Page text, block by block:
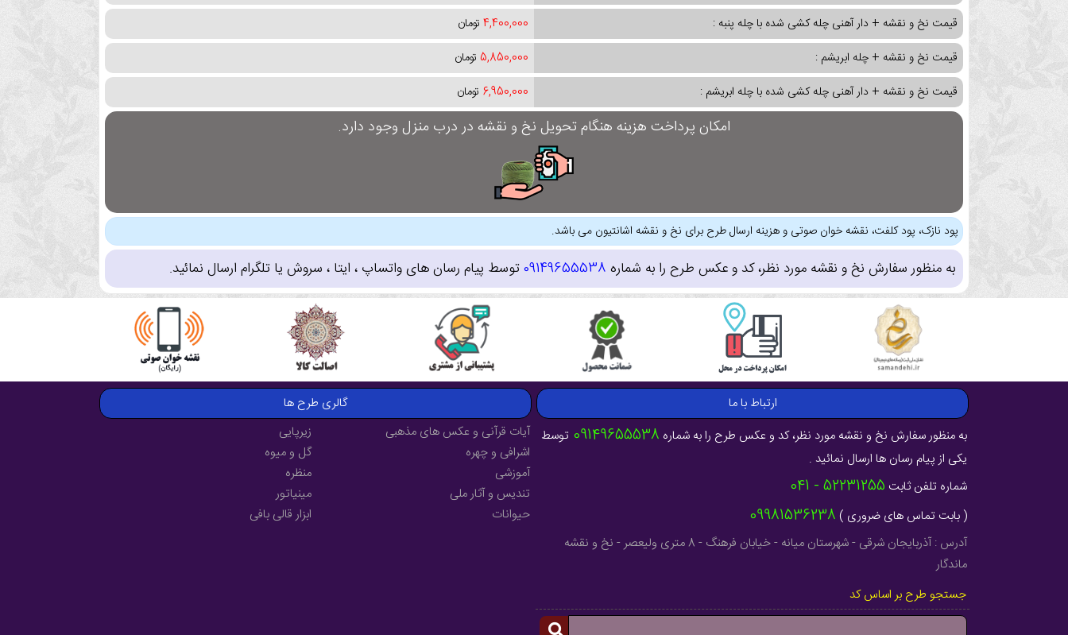
قیمت نخ و نقشه + دار آهنی چله کشی شده با چله پنبه :
4,400,000 تومان
قیمت نخ و نقشه + چله ابریشم :
5,850,000 تومان
قیمت نخ و نقشه + دار آهنی چله کشی شده با چله ابریشم :
6,950,000 تومان
امکان پرداخت هزینه هنگام تحویل نخ و نقشه در درب منزل وجود دارد.
پود نازک، پود کلفت، نقشه خوان صوتی و هزینه ارسال طرح برای نخ و نقشه اشانتیون می باشد.
به منظور سفارش نخ و نقشه مورد نظر، کد و عکس طرح را به شماره 09149655538توسط پیام رسان های واتساپ ، ایتا ، سروش یا تلگرام ارسال نمائید.
ارتباط با ما
به منظور سفارش نخ و نقشه مورد نظر، کد و عکس طرح را به شماره 09149655538 توسط
یکی از پیام رسان ها ارسال نمائید .
شماره تلفن ثابت 52231255 - 041
( بابت تماس های ضروری ) 09981536238
آدرس : آذربایجان شرقی - شهرستان میانه - خیابان فرهنگ - 8 متری ولیعصر - نخ و نقشه
ماندگار
جستجو طرح بر اساس کد
گالری طرح ها
آیات قرآنی و عکس های مذهبی
اشرافی و چهره
آموزشی
تندیس و آثار ملی
حیوانات
زیرپایی
گل و میوه
منظره
مینیاتور
ابزار قالی بافی